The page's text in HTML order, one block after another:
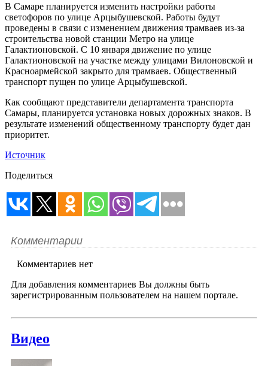
В Самаре планируется изменить настройки работы
светофоров по улице Арцыбушевской. Работы будут
проведены в связи с изменением движения трамваев из-за
строительства новой станции Метро на улице
Галактионовской. С 10 января движение по улице
Галактионовской на участке между улицами Вилоновской и
Красноармейской закрыто для трамваев. Общественный
транспорт пущен по улице Арцыбушевской.
Как сообщают представители департамента транспорта
Самары, планируется установка новых дорожных знаков. В
результате изменений общественному транспорту будет дан
приоритет.
Источник
Поделиться
Комментарии
Комментариев нет
Для добавления комментариев Вы должны быть
зарегистрированным пользователем на нашем портале.
Видео